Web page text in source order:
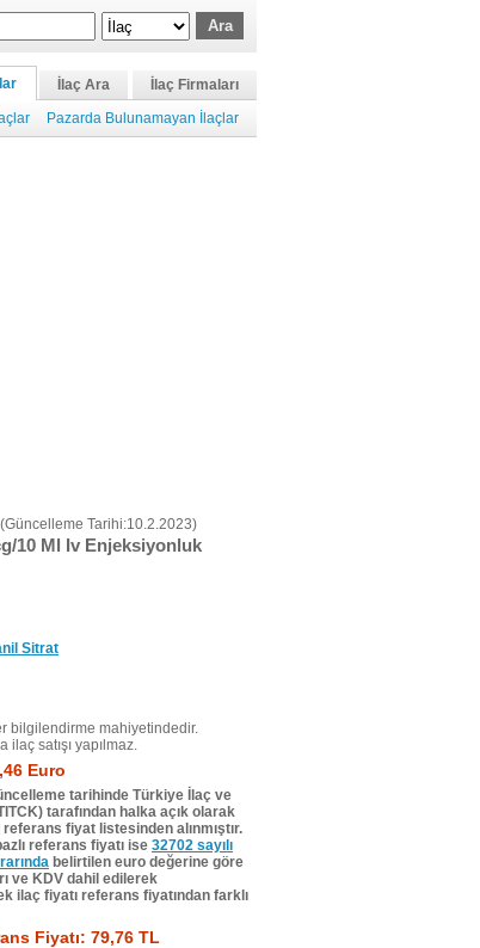
İlaç Ara
İlaç Firmaları
Pazarda Bulunamayan İlaçlar
(Güncelleme Tarihi:10.2.2023)
10 Ml Iv Enjeksiyonluk
Sitrat
bilgilendirme mahiyetindedir.
ilaç satışı yapılmaz.
Euro
tarihinde Türkiye İlaç ve
tarafından halka açık olarak
referans fiyat listesinden alınmıştır.
referans fiyatı ise 32702 sayılı
belirtilen euro değerine göre
ve KDV dahil edilerek
ilaç fiyatı referans fiyatından farklı
Fiyatı: 79,76 TL